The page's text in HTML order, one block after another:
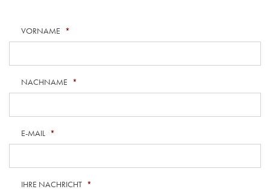
VORNAME *
NACHNAME *
E-MAIL *
IHRE NACHRICHT *